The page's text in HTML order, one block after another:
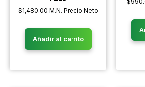
$1,480.00 M.N. Precio Neto
Añadir al carrito
$